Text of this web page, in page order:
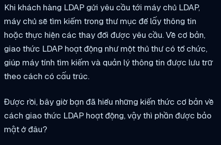
Khi khách hàng LDAP gửi yêu cầu tới máy chủ LDAP,
máy chủ sẽ tìm kiếm trong thư mục để lấy thông tin
hoặc thực hiện các thay đổi được yêu cầu. Về cơ bản,
giao thức LDAP hoạt động như một thủ thư có tổ chức,
giúp máy tính tìm kiếm và quản lý thông tin được lưu trữ
theo cách có cấu trúc.
Được rồi, bây giờ bạn đã hiểu những kiến thức cơ bản về
cách giao thức LDAP hoạt động, vậy thì phần được bảo
mật ở đâu?